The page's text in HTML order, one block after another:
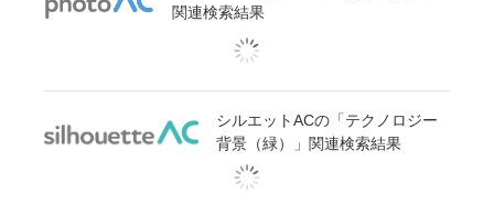
関連検索結果
シルエットACの「テクノロジー
背景（緑）」関連検索結果